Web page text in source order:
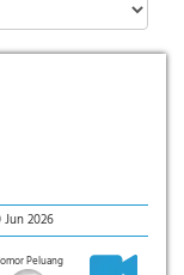
Jun 2026
Peluang